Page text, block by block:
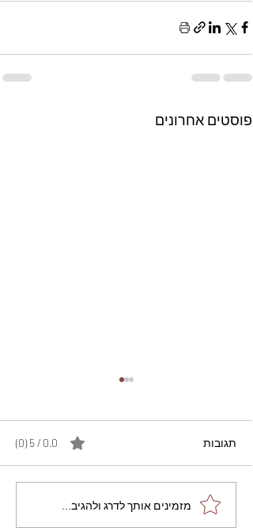
פוסטים אחרונים
מתכון מנצח עוגת מייפל
שוקולד בחושה וקלה - זיוה
תגובות 0.0 / 5 ‏(0)
מזמינים אותך לדרג ולהגיב...